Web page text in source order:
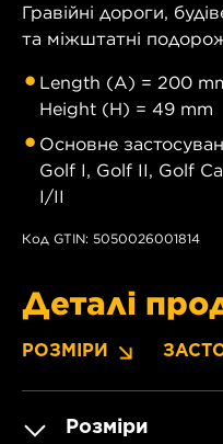
Гравійні дороги,
та міжштатні
Length (A) = 200
Height (H) = 49 mm
Основне
Golf I, Golf II, Golf
I/II
Код GTIN: 5050026001814
Деталі
РОЗМІРИ
Розміри